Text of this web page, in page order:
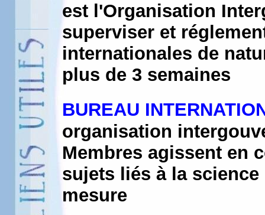
est l'Organisation
superviser et
internationales de
plus de 3 semaines
BUREAU
organisation
Membres agissent en
sujets liés à la
mesure